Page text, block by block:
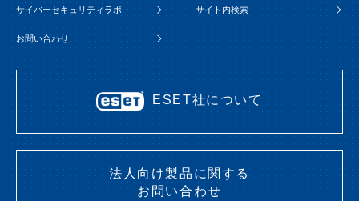
サイバーセキュリティラボ サイト内検索
お問い合わせ
ESET社について
法人向け製品に関する
お問い合わせ